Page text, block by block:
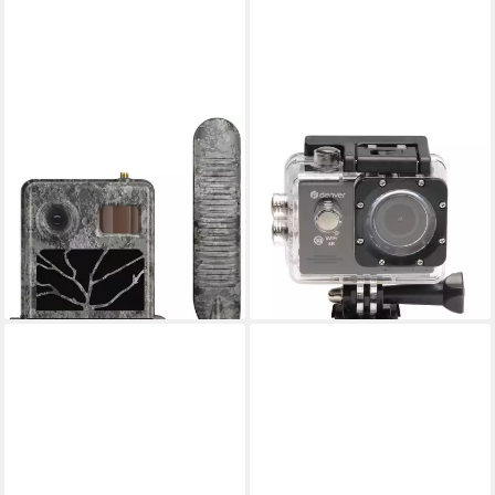
Secacam 3 Outdoor-Kamera
145,00 €
13,24 €mtl. in 12 Raten
lieferbar - in 3-4 Werktagen bei dir
DENVER
ACK-8064 Action Cam
4K Ultra HD Auflösung Video
20 MP
Auflösung Foto
ab 47,32 € UVP94,95 €
-50%
lieferbar - in 2-3 Werktagen bei dir